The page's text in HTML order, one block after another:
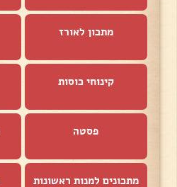
מתכון לאורז
קינוחי כוסות
פסטה
מתכונים למנות ראשונות